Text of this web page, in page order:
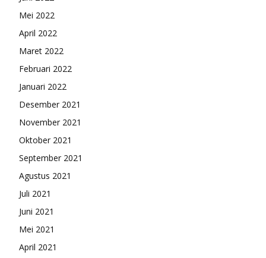
Mei 2022
April 2022
Maret 2022
Februari 2022
Januari 2022
Desember 2021
November 2021
Oktober 2021
September 2021
Agustus 2021
Juli 2021
Juni 2021
Mei 2021
April 2021